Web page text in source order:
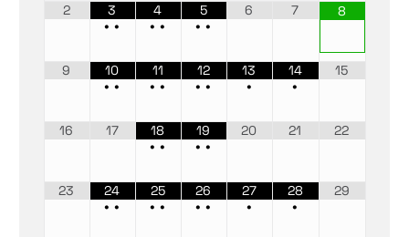
2
3
••
4
••
5
••
6 7 8
9
10
••
11
••
12
••
13
•
14
•
15
16 17
18
••
19
••
20 21 22
23
24
••
25
••
26
••
27
•
28
•
29